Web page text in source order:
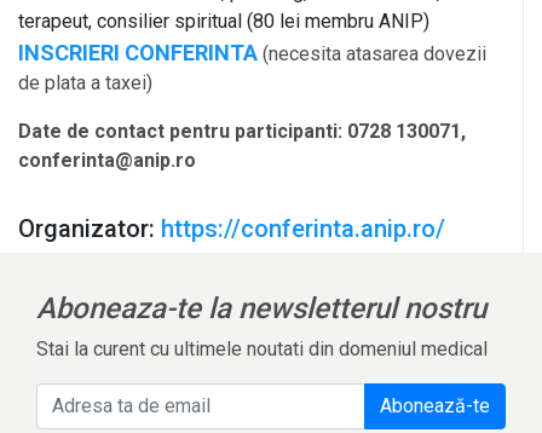
terapeut, consilier spiritual (80 lei membru ANIP)
INSCRIERI CONFERINTA (necesita atasarea dovezii
de plata a taxei)
Date de contact pentru participanti: 0728 130071,
conferinta@anip.ro
Organizator: https://conferinta.anip.ro/
Aboneaza-te la newsletterul nostru
Stai la curent cu ultimele noutati din domeniul medical
Abonează-te